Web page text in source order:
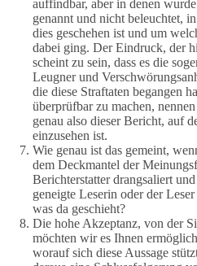
auffindbar, aber in denen
genannt und nicht beleuchtet,
dies geschehen ist und um
dabei ging. Der Eindruck, der
scheint zu sein, dass es die
Leugner und
die diese Straftaten begangen
überprüfbar zu machen,
genau also dieser Bericht, auf
einzusehen ist.
Wie genau ist das gemeint,
dem Deckmantel der
Berichterstatter drangsaliert
geneigte Leserin oder der
was da geschieht?
Die hohe Akzeptanz, von der
möchten wir es Ihnen
worauf sich diese Aussage